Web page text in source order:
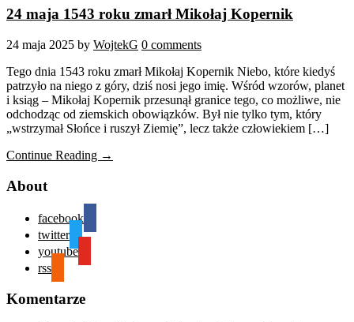
24 maja 1543 roku zmarł Mikołaj Kopernik
24 maja 2025 by WojtekG 0 comments
Tego dnia 1543 roku zmarł Mikołaj Kopernik Niebo, które kiedyś
patrzyło na niego z góry, dziś nosi jego imię. Wśród wzorów, planet
i ksiąg – Mikołaj Kopernik przesunął granice tego, co możliwe, nie
odchodząc od ziemskich obowiązków. Był nie tylko tym, który
„wstrzymał Słońce i ruszył Ziemię”, lecz także człowiekiem […]
Continue Reading →
About
facebook
twitter
youtube
rss
Komentarze